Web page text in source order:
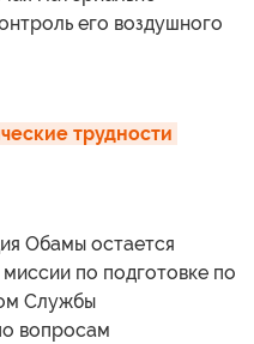
его воздушного
трудности
Обамы остается
по подготовке по
Службы
вопросам